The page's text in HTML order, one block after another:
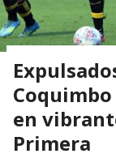
en
Primera